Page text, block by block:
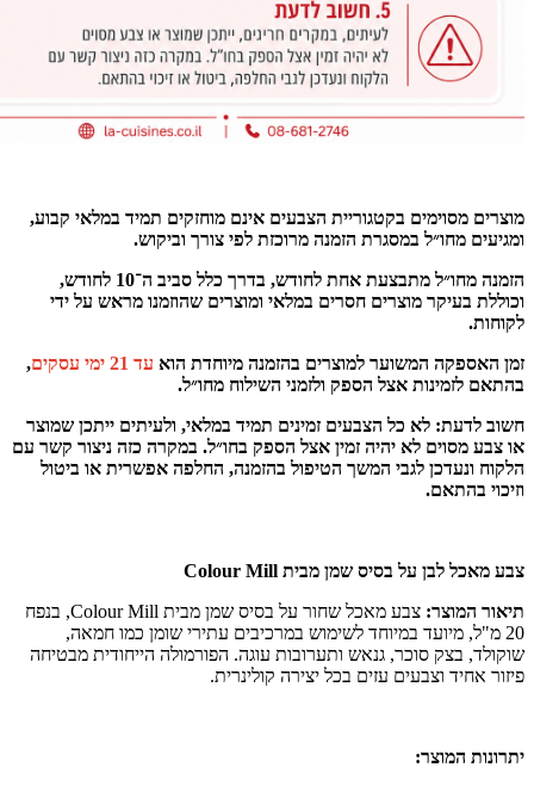
מוצרים מסוימים בקטגוריית הצבעים אינם מוחזקים תמיד במלאי קבוע,
ומגיעים מחו״ל במסגרת הזמנה מרוכזת לפי צורך וביקוש.
הזמנה מחו״ל מתבצעת אחת לחודש, בדרך כלל סביב ה־10 לחודש,
וכוללת בעיקר מוצרים חסרים במלאי ומוצרים שהוזמנו מראש על ידי
לקוחות.
זמן האספקה המשוער למוצרים בהזמנה מיוחדת הוא עד 21 ימי עסקים
,
בהתאם לזמינות אצל הספק ולזמני השילוח מחו״ל.
חשוב לדעת: לא כל הצבעים זמינים תמיד במלאי, ולעיתים ייתכן שמוצר
או צבע מסוים לא יהיה זמין אצל הספק בחו״ל. במקרה כזה ניצור קשר עם
הלקוח ונעדכן לגבי המשך הטיפול בהזמנה, החלפה אפשרית או ביטול
וזיכוי בהתאם.
צבע מאכל לבן על בסיס שמן מבית Colour Mill
תיאור המוצר:
צבע מאכל שחור על בסיס שמן מבית Colour Mill, בנפח
20 מ"ל, מיועד במיוחד לשימוש במרכיבים עתירי שומן כמו חמאה,
שוקולד, בצק סוכר, גנאש ותערובות עוגה. הפורמולה הייחודית מבטיחה
פיזור אחיד וצבעים עזים בכל יצירה קולינרית.
יתרונות המוצר: